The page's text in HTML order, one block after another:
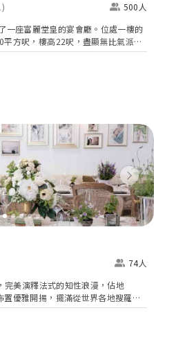
500人
一座富麗堂皇的宴會廳。位處一樓的
方呎，樓高22呎，盡顯無比氣派。
花式投影機及內置式投影螢幕，設計
行500位賓客的晚宴，亦可彈性劃
需要。從酒店大堂直 達的接待廳，面
註冊儀式或雞尾酒會的理想場地。
Next
74人
完美演釋法式的知性浪漫，佔地
優雅開揚，擺滿從世界各地搜羅的
工製水晶吊燈及歐式古董沙發，令整
猶如休閒恬靜的法國住宅，十分適合